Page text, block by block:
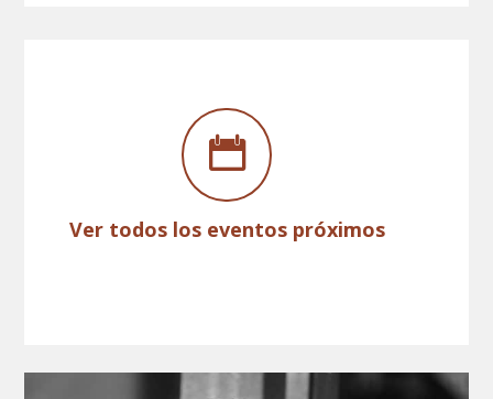
Ver todos los eventos próximos